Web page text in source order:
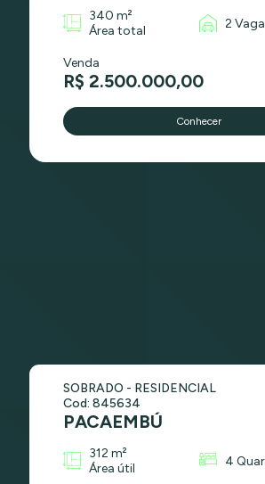
340 m²
Área total
2
Venda
R$ 2.500.000,00
Conhecer
SOBRADO - RESIDENCIAL
Cod: 845634
PACAEMBÚ
312 m²
Área útil
4